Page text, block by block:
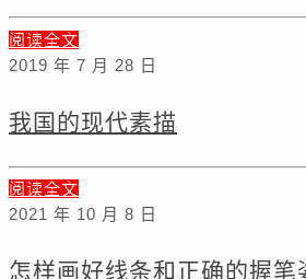
阅读全文
2019 年 7 月 28 日
我国的现代素描
阅读全文
2021 年 10 月 8 日
怎样画好线条和正确的握笔